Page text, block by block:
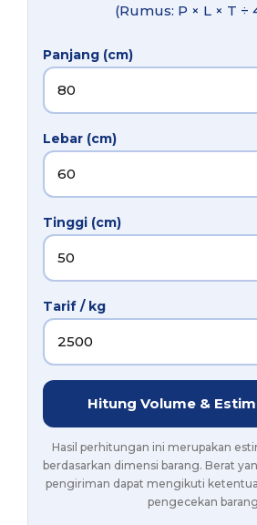
(Rumus: P × L × T ÷
Panjang (cm)
Lebar (cm)
Tinggi (cm)
Tarif / kg
Hitung Volume &
Hasil perhitungan ini merupakan
berdasarkan dimensi barang. Berat
pengiriman dapat mengikuti
pengecekan